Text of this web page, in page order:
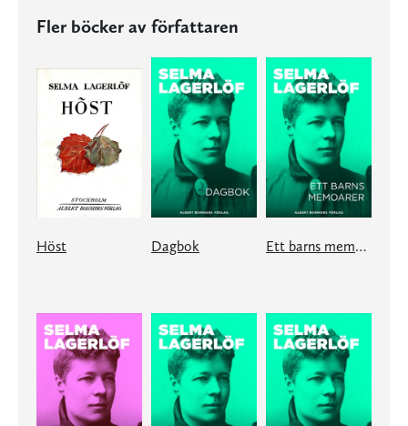
Fler böcker av författaren
Höst Dagbok Ett barns memoarer